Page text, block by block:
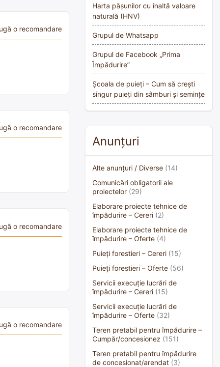
o recomandare
o recomandare
o recomandare
o recomandare
Harta pășunilor cu înaltă valoare
naturală (HNV)
Grupul de Whatsapp
Grupul de Facebook „Prima
Împădurire”
Școala de puieți – Cum să crești
singur puieți din sâmburi și semințe
Anunțuri
Alte anunțuri / Diverse (14)
Comunicări obligatorii ale
proiectelor (29)
Elaborare proiecte tehnice de
împădurire – Cereri (2)
Elaborare proiecte tehnice de
împădurire – Oferte (4)
Puieți forestieri – Cereri (15)
Puieți forestieri – Oferte (56)
Servicii execuție lucrări de
împădurire – Cereri (15)
Servicii execuție lucrări de
împădurire – Oferte (32)
Teren pretabil pentru împădurire –
Cumpăr/concesionez (151)
Teren pretabil pentru împădurire
de concesionat/arendat (3)